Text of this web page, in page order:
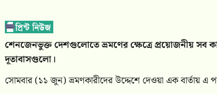
শেনজেনভুক্ত দেশগুলোতে ভ্রমণের ক্ষেত্রে প্রয়োজনীয় সব
দূতাবাসগুলো।
সোমবার (১১ জুন) ভ্রমণকারীদের উদ্দেশে দেওয়া এক বার্তায় এ